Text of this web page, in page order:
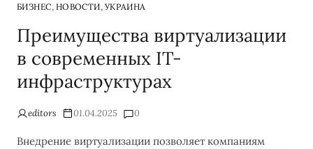
БИЗНЕС, НОВОСТИ, УКРАИНА
Преимущества виртуализации
в современных IT-
инфраструктурах
editors 01.04.2025 0
Внедрение виртуализации позволяет компаниям